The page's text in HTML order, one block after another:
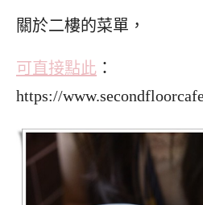
關於二樓的菜單，
可直接點此 ：
https://